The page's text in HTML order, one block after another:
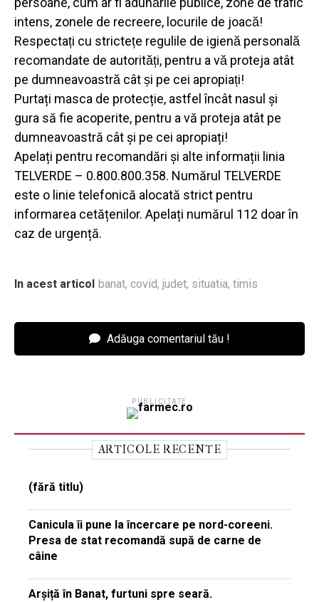
intens, zonele de recreere, locurile de joacă!
Respectați cu strictețe regulile de igienă personală
recomandate de autorități, pentru a vă proteja atât
pe dumneavoastră cât și pe cei apropiați!
Purtați masca de protecție, astfel încât nasul și
gura să fie acoperite, pentru a vă proteja atât pe
dumneavoastră cât și pe cei apropiați!
Apelați pentru recomandări și alte informații linia
TELVERDE – 0.800.800.358. Numărul TELVERDE
este o linie telefonică alocată strict pentru
informarea cetățenilor. Apelați numărul 112 doar în
caz de urgență.
In acest articol banat, covid, judet, situatia, timis
Adăuga comentariul tău !
PUBLICITATE
ARTICOLE RECENTE
(fără titlu)
Canicula îi pune la încercare pe nord-coreeni.
Presa de stat recomandă supă de carne de
câine
Arșiță în Banat, furtuni spre seară.